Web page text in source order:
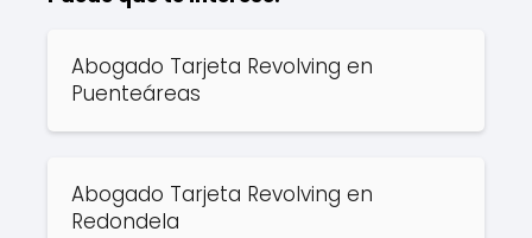
Abogado Tarjeta Revolving en
Puenteáreas
Abogado Tarjeta Revolving en
Redondela